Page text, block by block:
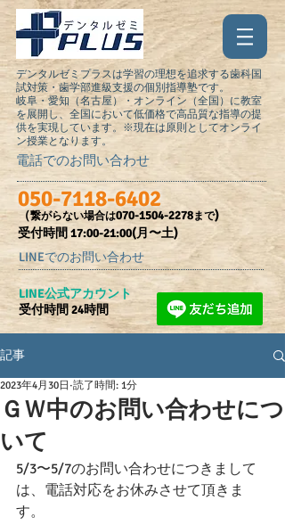
デンタルゼミプラスは学習の理想を追求する歯科国
試対策・歯学部進級支援の個別指導塾です。
岐阜・愛知（名古屋）・オンライン（全国）に教室
を展開し、全国において低価格で高品質な指導の提
供を実現しています。※現在は原則としてオンライ
ン授業となります。
電話でのお問い合わせ
050-7118-6402
（繋がらない場合は070-1504-2278まで)
受付時間​ 17:00-21:00(月〜土)
LINEでのお問い合わせ
​LINE公式アカウント
受付時間 24時間
記事
ＧＷ中のお問い合わせにつ
いて
2023年4月30日 読了時間: 1分
5/3〜5/7のお問い合わせにつきまして
は、電話対応をお休みさせて頂きま
す。